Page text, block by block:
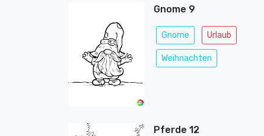
Gnome 9
Gnome Urlaub
Weihnachten
Pferde 12